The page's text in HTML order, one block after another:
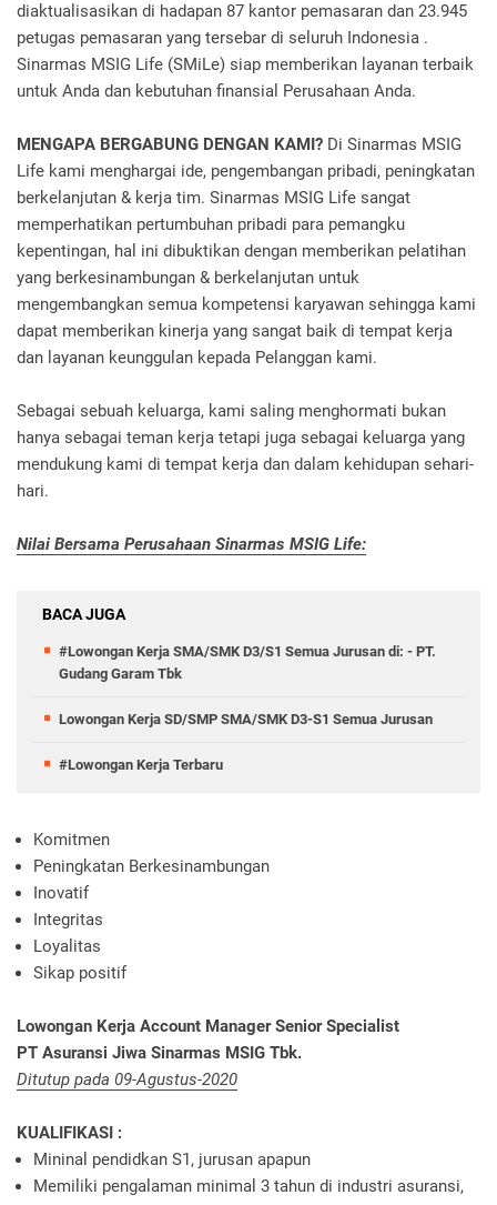
diaktualisasikan di hadapan 87 kantor pemasaran dan 23.945
petugas pemasaran yang tersebar di seluruh Indonesia .
Sinarmas MSIG Life (SMiLe) siap memberikan layanan terbaik
untuk Anda dan kebutuhan finansial Perusahaan Anda.
MENGAPA BERGABUNG DENGAN KAMI? Di Sinarmas MSIG
Life kami menghargai ide, pengembangan pribadi, peningkatan
berkelanjutan & kerja tim. Sinarmas MSIG Life sangat
memperhatikan pertumbuhan pribadi para pemangku
kepentingan, hal ini dibuktikan dengan memberikan pelatihan
yang berkesinambungan & berkelanjutan untuk
mengembangkan semua kompetensi karyawan sehingga kami
dapat memberikan kinerja yang sangat baik di tempat kerja
dan layanan keunggulan kepada Pelanggan kami.
Sebagai sebuah keluarga, kami saling menghormati bukan
hanya sebagai teman kerja tetapi juga sebagai keluarga yang
mendukung kami di tempat kerja dan dalam kehidupan sehari-
hari.
Nilai Bersama Perusahaan Sinarmas MSIG Life:
BACA JUGA
#Lowongan Kerja SMA/SMK D3/S1 Semua Jurusan di: - PT.
Gudang Garam Tbk
Lowongan Kerja SD/SMP SMA/SMK D3-S1 Semua Jurusan
#Lowongan Kerja Terbaru
Komitmen
Peningkatan Berkesinambungan
Inovatif
Integritas
Loyalitas
Sikap positif
Lowongan Kerja Account Manager Senior Specialist
PT Asuransi Jiwa Sinarmas MSIG Tbk.
Ditutup pada 09-Agustus-2020
KUALIFIKASI :
Mininal pendidkan S1, jurusan apapun
Memiliki pengalaman minimal 3 tahun di industri asuransi,